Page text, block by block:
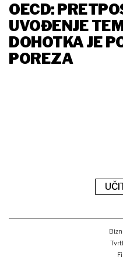
OECD:
UVOĐENJE
DOHOTKA JE
POREZA